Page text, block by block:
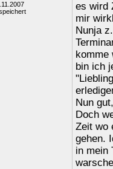
es wird
mir
Nunja
komme
bin ich
Nun
Doch
Zeit wo
gehen.
in mein